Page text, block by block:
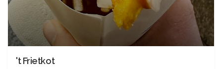
't Frietkot